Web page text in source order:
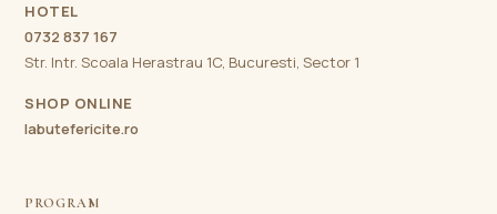
HOTEL
0732 837 167
Str. Intr. Scoala Herastrau 1C, Bucuresti, Sector 1
SHOP ONLINE
labutefericite.ro
PROGRAM